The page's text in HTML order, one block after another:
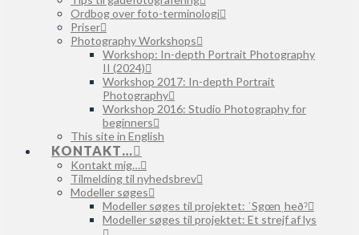
Ordbog over foto-terminologi
Priser
Photography Workshops
Workshop: In-depth Portrait Photography
II (2024)
Workshop 2017: In-depth Portrait
Photography
Workshop 2016: Studio Photography for
beginners
This site in English
KONTAKT…
Kontakt mig…
Tilmelding til nyhedsbrev
Modeller søges
Modeller søges til projektet: ˈSgœnˌheðˀ
Modeller søges til projektet: Et strejf af lys